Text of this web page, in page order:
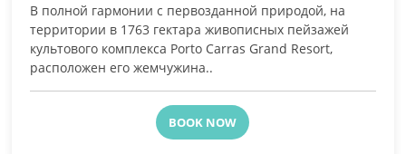
В полной гармонии с первозданной природой, на
территории в 1763 гектара живописных пейзажей
культового комплекса Porto Carras Grand Resort,
расположен его жемчужина..
BOOK NOW